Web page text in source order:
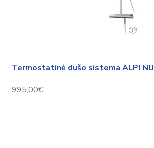
Termostatinė dušo sistema ALPI NU
995,00€